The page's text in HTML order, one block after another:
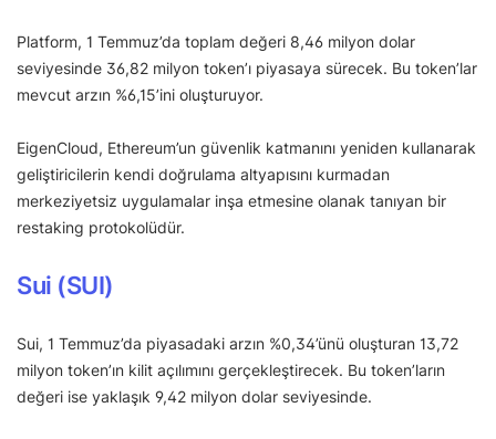
Platform, 1 Temmuz’da toplam değeri 8,46 milyon dolar
seviyesinde 36,82 milyon token’ı piyasaya sürecek. Bu token’lar
mevcut arzın %6,15’ini oluşturuyor.
EigenCloud, Ethereum’un güvenlik katmanını yeniden kullanarak
geliştiricilerin kendi doğrulama altyapısını kurmadan
merkeziyetsiz uygulamalar inşa etmesine olanak tanıyan bir
restaking protokolüdür.
Sui (SUI)
Sui, 1 Temmuz’da piyasadaki arzın %0,34’ünü oluşturan 13,72
milyon token’ın kilit açılımını gerçekleştirecek. Bu token’ların
değeri ise yaklaşık 9,42 milyon dolar seviyesinde.